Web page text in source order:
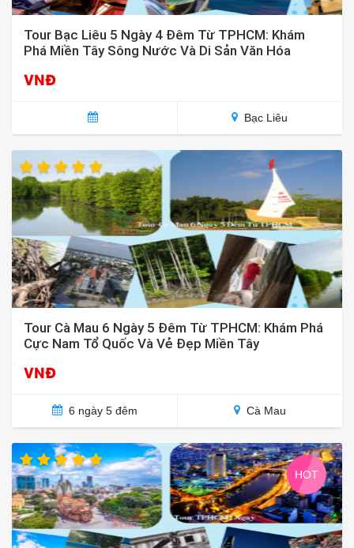
Tour Bạc Liêu 5 Ngày 4 Đêm Từ TPHCM: Khám
Phá Miền Tây Sông Nước Và Di Sản Văn Hóa
VNĐ
Bạc Liêu
Tour Cà Mau 6 Ngày 5 Đêm Từ TPHCM: Khám Phá
Cực Nam Tổ Quốc Và Vẻ Đẹp Miền Tây
VNĐ
6 ngày 5 đêm Cà Mau
HOT